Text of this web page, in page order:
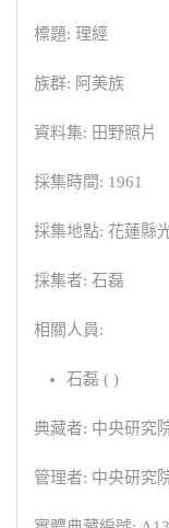
標題: 理經
族群: 阿美族
資料集: 田野照片
採集時間: 1961
採集地點: 花蓮縣
採集者: 石磊
相關人員:
石磊 ( )
典藏者: 中央研究
管理者: 中央研究